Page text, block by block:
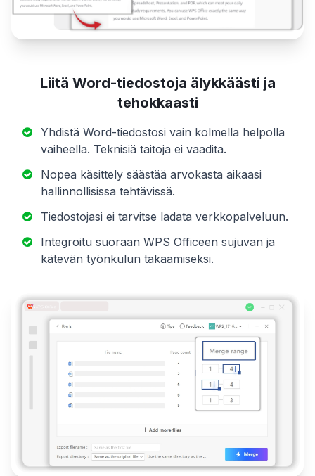
Liitä Word-tiedostoja älykkäästi ja
tehokkaasti
Yhdistä Word-tiedostosi vain kolmella helpolla
vaiheella. Teknisiä taitoja ei vaadita.
Nopea käsittely säästää arvokasta aikaasi
hallinnollisissa tehtävissä.
Tiedostojasi ei tarvitse ladata verkkopalveluun.
Integroitu suoraan WPS Officeen sujuvan ja
kätevän työnkulun takaamiseksi.